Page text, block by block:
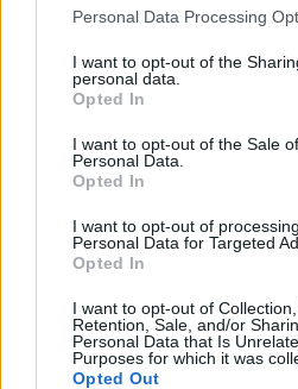
Personal Data Processing
I want to opt-out of the
personal data.
Opted In
I want to opt-out of the Sale
Personal Data.
Opted In
I want to opt-out of
Personal Data for Targeted
Opted In
I want to opt-out of Collection,
Retention, Sale, and/or
Personal Data that Is
Purposes for which it was
Opted Out
DANYEL
Publicado27 de Mayo del
centradores de plastico y voy a
pasa!en cuanto pueda las cambio.y
Responder